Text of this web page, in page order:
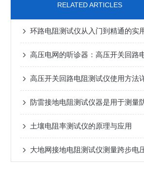
RELATED ARTICLES
高压开关回路电阻测试仪使用方法
土壤电阻率测试仪的原理与应用